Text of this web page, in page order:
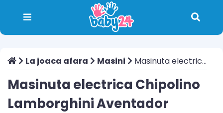
La joaca afara Masini Masinuta electrica Chipolino Lamborghini Aventador orange
Masinuta electrica Chipolino
Lamborghini Aventador